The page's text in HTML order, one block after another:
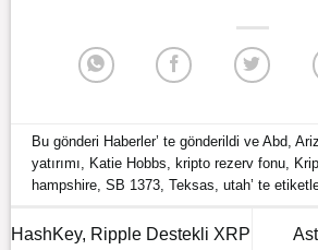
Bu gönderi Haberler’ te gönderildi veAbd,
yatırımı, Katie Hobbs, kripto rezerv fonu,
hampshire,SB 1373,Teksas,utah’ te
HashKey, Ripple Destekli XRP